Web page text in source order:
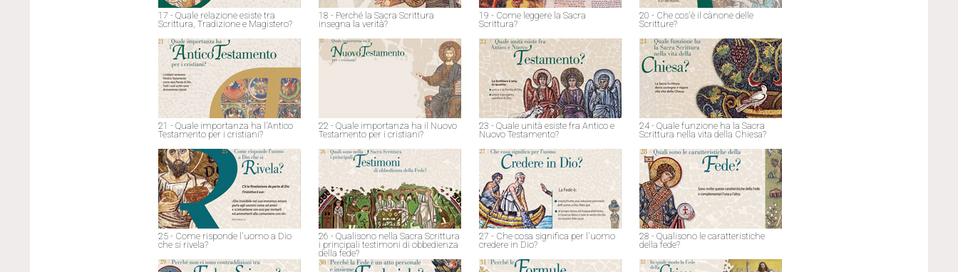
17 - Quale relazione esiste tra
Scrittura, Tradizione e Magistero?
18 - Perché la Sacra Scrittura
insegna la verità?
19 - Come leggere la Sacra
Scrittura?
20 - Che cos'è il cànone delle
Scritture?
21 - Quale importanza ha l'Antico
Testamento per i cristiani?
22 - Quale importanza ha il Nuovo
Testamento per i cristiani?
23 - Quale unità esiste fra Antico e
Nuovo Testamento?
24 - Quale funzione ha la Sacra
Scrittura nella vita della Chiesa?
25 - Come risponde l'uomo a Dio
che si rivela?
26 - Qualisono nella Sacra Scrittura
i principali testimoni di obbedienza
della fede?
27 - Che cosa significa per l'uomo
credere in Dio?
28 - Qualisono le caratteristiche
della fede?